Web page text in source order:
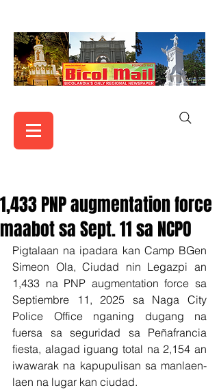
1,433 PNP augmentation force
maabot sa Sept. 11 sa NCPO
Pigtalaan na ipadara kan Camp BGen
Simeon Ola, Ciudad nin Legazpi an
1,433 na PNP augmentation force sa
Septiembre 11, 2025 sa Naga City
Police Office nganing dugang na
fuersa sa seguridad sa Peñafrancia
fiesta, alagad iguang total na 2,154 an
iwawarak na kapupulisan sa manlaen-
laen na lugar kan ciudad.